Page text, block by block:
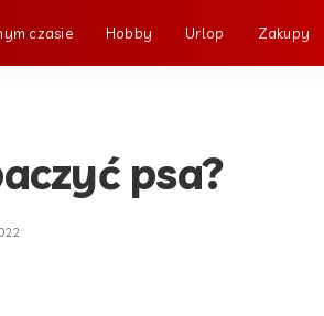
czasie Hobby Urlop Zakupy
psa?